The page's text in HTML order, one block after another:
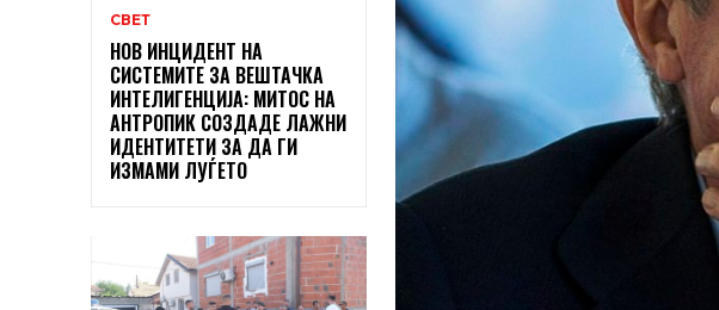
СВЕТ
НОВ ИНЦИДЕНТ НА
СИСТЕМИТЕ ЗА ВЕШТАЧКА
ИНТЕЛИГЕНЦИЈА: МИТОС НА
АНТРОПИК СОЗДАДЕ ЛАЖНИ
ИДЕНТИТЕТИ ЗА ДА ГИ
ИЗМАМИ ЛУЃЕТО